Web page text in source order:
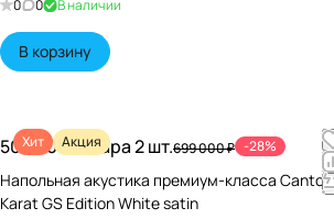
0 0 В наличии
В корзину
Хит Акция
500 000 ₽/Пара 2 шт.699 000 ₽ -28%
Напольная акустика премиум-класса Canton
Karat GS Edition White satin